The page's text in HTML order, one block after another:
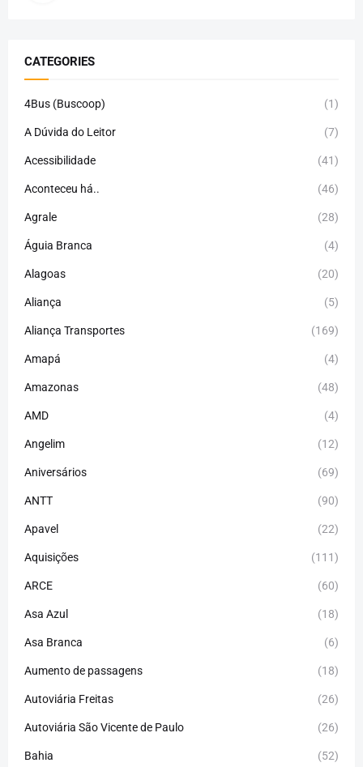
CATEGORIES
4Bus (Buscoop) (1)
A Dúvida do Leitor (7)
Acessibilidade (41)
Aconteceu há.. (46)
Agrale (28)
Águia Branca (4)
Alagoas (20)
Aliança (5)
Aliança Transportes (169)
Amapá (4)
Amazonas (48)
AMD (4)
Angelim (12)
Aniversários (69)
ANTT (90)
Apavel (22)
Aquisições (111)
ARCE (60)
Asa Azul (18)
Asa Branca (6)
Aumento de passagens (18)
Autoviária Freitas (26)
Autoviária São Vicente de Paulo (26)
Bahia (52)